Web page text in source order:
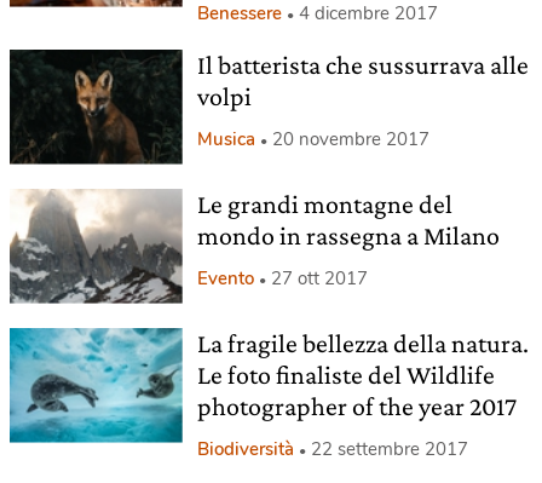
Benessere 4 dicembre 2017
Il batterista che sussurrava alle
volpi
Musica 20 novembre 2017
Le grandi montagne del
mondo in rassegna a Milano
Evento 27 ott 2017
La fragile bellezza della natura.
Le foto finaliste del Wildlife
photographer of the year 2017
Biodiversità 22 settembre 2017